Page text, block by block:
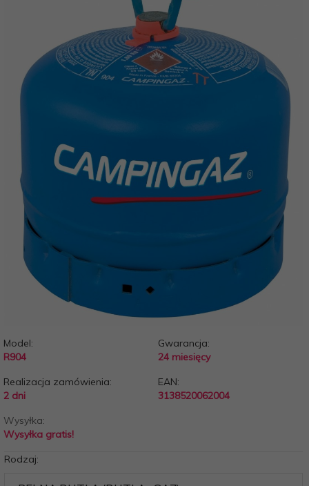
Model:
R904
Gwarancja:
24 miesięcy
Realizacja zamówienia:
2 dni
EAN:
3138520062004
Wysyłka:
Wysyłka gratis!
Rodzaj: